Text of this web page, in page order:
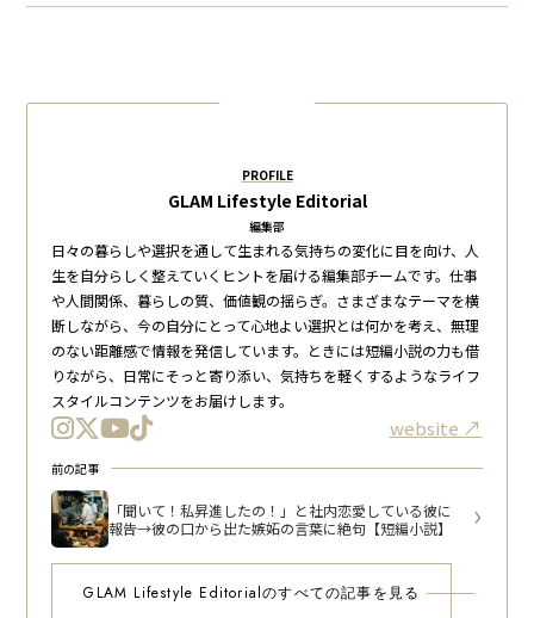
PROFILE
GLAM Lifestyle Editorial
編集部
日々の暮らしや選択を通して生まれる気持ちの変化に目を向け、人
生を自分らしく整えていくヒントを届ける編集部チームです。仕事
や人間関係、暮らしの質、価値観の揺らぎ。さまざまなテーマを横
断しながら、今の自分にとって心地よい選択とは何かを考え、無理
のない距離感で情報を発信しています。ときには短編小説の力も借
りながら、日常にそっと寄り添い、気持ちを軽くするようなライフ
スタイルコンテンツをお届けします。
website
前の記事
「聞いて！私昇進したの！」と社内恋愛している彼に
報告→彼の口から出た嫉妬の言葉に絶句【短編小説】
GLAM Lifestyle Editorialのすべての記事を見る